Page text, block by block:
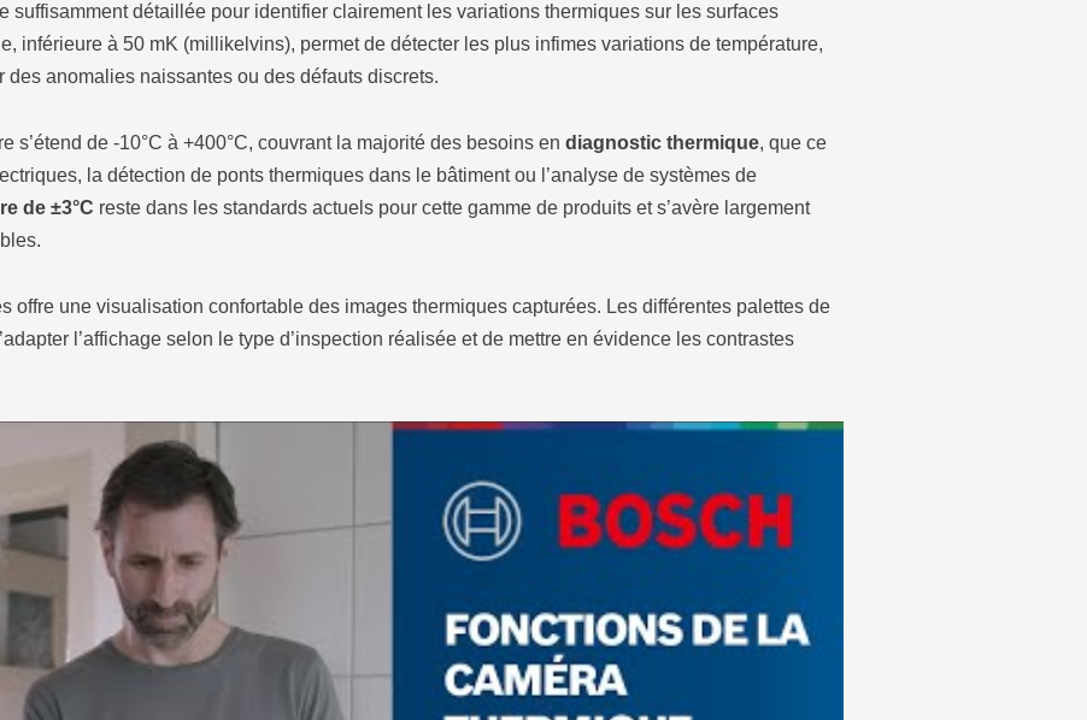
suffisamment détaillée pour identifier clairement les variations thermiques sur les surfaces
inférieure à 50 mK (millikelvins), permet de détecter les plus infimes variations de température,
des anomalies naissantes ou des défauts discrets.
s’étend de -10°C à +400°C, couvrant la majorité des besoins en diagnostic thermique, que ce
la détection de ponts thermiques dans le bâtiment ou l’analyse de systèmes de
de ±3°C reste dans les standards actuels pour cette gamme de produits et s’avère largement
offre une visualisation confortable des images thermiques capturées. Les différentes palettes de
l’affichage selon le type d’inspection réalisée et de mettre en évidence les contrastes